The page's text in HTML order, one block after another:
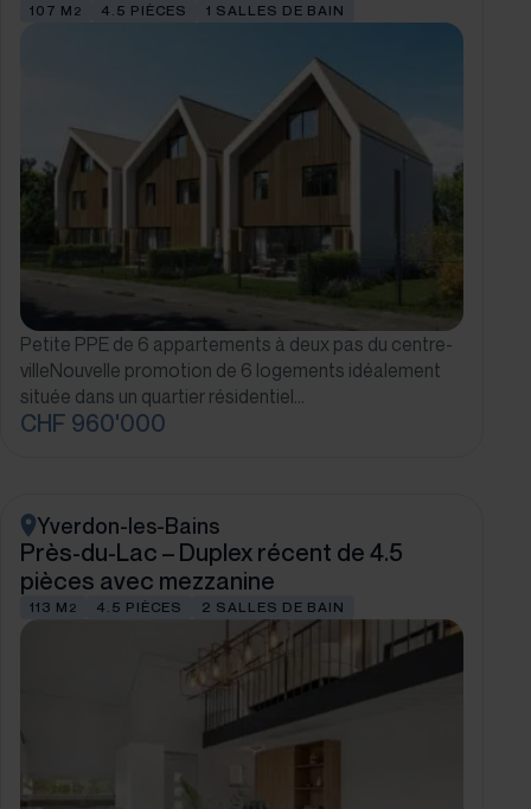
107 M 2 4.5 PIÈCES 1 SALLES DE BAIN
Petite PPE de 6 appartements à deux pas du centre-
villeNouvelle promotion de 6 logements idéalement
située dans un quartier résidentiel…
CHF 960'000
Yverdon-les-Bains
Près-du-Lac – Duplex récent de 4.5
pièces avec mezzanine
113 M 2 4.5 PIÈCES 2 SALLES DE BAIN